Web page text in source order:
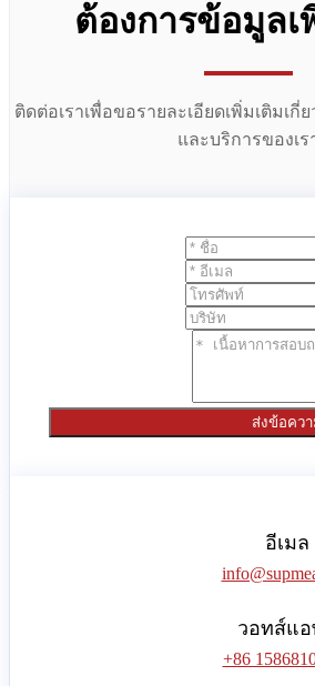
ต้องการข้อมูลเ
ติดต่อเราเพื่อขอรายละเอียดเพิ่มเติมเ
และบริการของเร
ส่งข้อคว
อีเมล
วอทส์แ
+86